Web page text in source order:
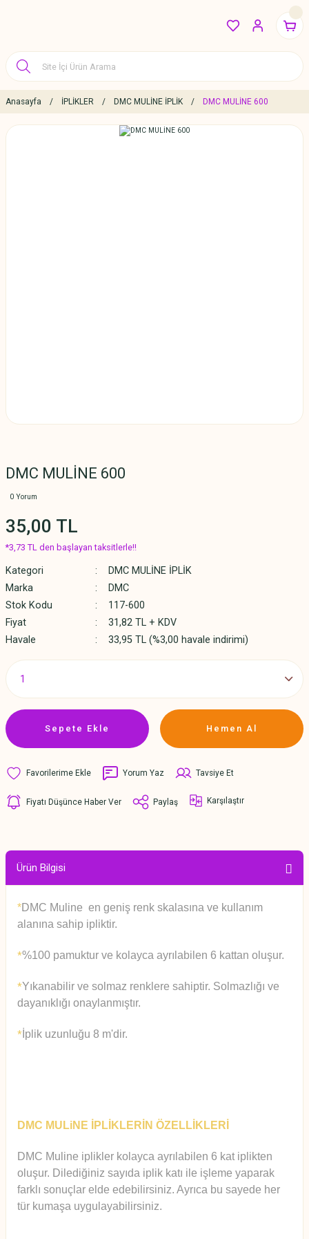
Anasayfa İPLİKLER DMC MULİNE İPLİK DMC MULİNE 600
DMC MULİNE 600
0 Yorum
35,00 TL
*3,73 TL den başlayan taksitlerle!!
Kategori
DMC MULİNE İPLİK
Marka
DMC
Stok Kodu
117-600
Fiyat
31,82 TL + KDV
Havale
33,95 TL (%3,00 havale indirimi)
Sepete Ekle Hemen Al
Yorum Yaz Tavsiye Et
Fiyatı Düşünce Haber Ver Paylaş Karşılaştır
Ürün Bilgisi
*DMC Muline en geniş renk skalasına ve kullanım
alanına sahip ipliktir.
*%100 pamuktur ve kolayca ayrılabilen 6 kattan oluşur.
*Yıkanabilir ve solmaz renklere sahiptir. Solmazlığı ve
dayanıklığı onaylanmıştır.
* İplik uzunluğu 8 m'dir.
DMC MULiNE İPLİKLERİN ÖZELLİKLERİ
DMC Muline iplikler kolayca ayrılabilen 6 kat iplikten
oluşur. Dilediğiniz sayıda iplik katı ile işleme yaparak
farklı sonuçlar elde edebilirsiniz. Ayrıca bu sayede her
tür kumaşa uygulayabilirsiniz.